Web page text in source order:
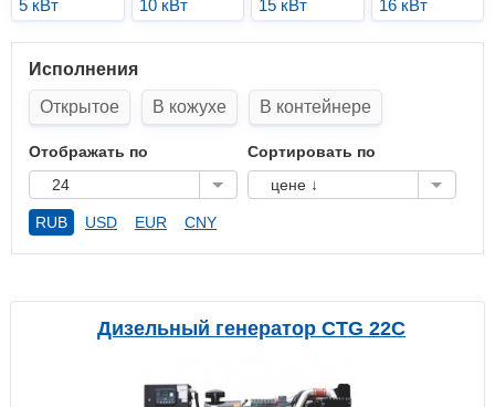
5 кВт
10 кВт 15 кВт 16 кВт
Исполнения
Открытое
В кожухе В контейнере
Отображать по
24
Сортировать по
цене ↓
RUB USD EUR CNY
Дизельный генератор CTG 22C